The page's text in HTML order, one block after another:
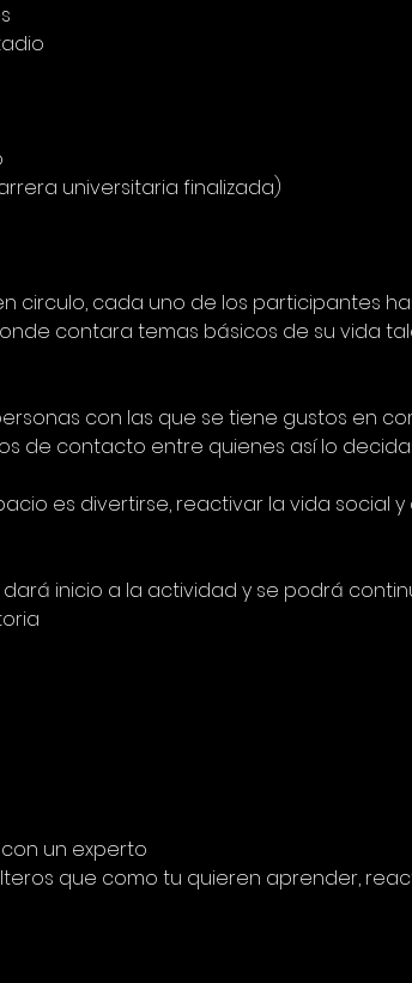
universitaria finalizada)
circulo, cada uno de los participantes
contara temas básicos de su vida
con las que se tiene gustos en
de contacto entre quienes así lo
es divertirse, reactivar la vida social
dará inicio a la actividad y se podrá
un experto
que como tu quieren aprender,